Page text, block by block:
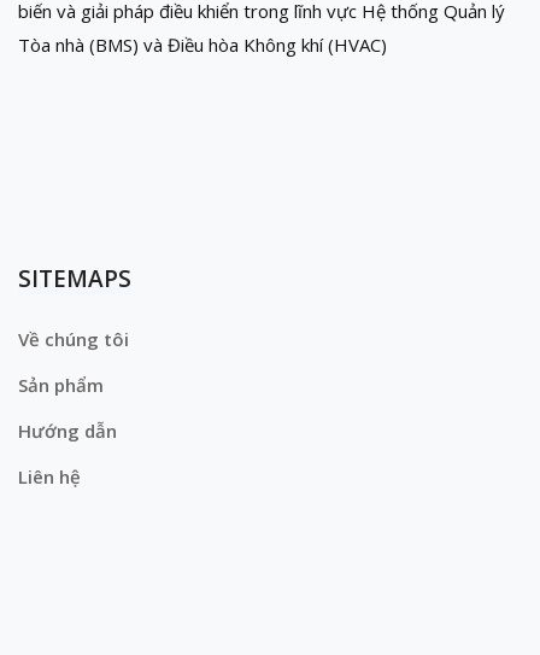
biến và giải pháp điều khiển trong lĩnh vực Hệ thống Quản lý
Tòa nhà (BMS) và Điều hòa Không khí (HVAC)
SITEMAPS
Về chúng tôi
Sản phẩm
Hướng dẫn
Liên hệ